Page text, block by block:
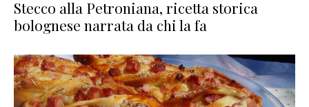
Stecco alla Petroniana, ricetta storica
bolognese narrata da chi la fa